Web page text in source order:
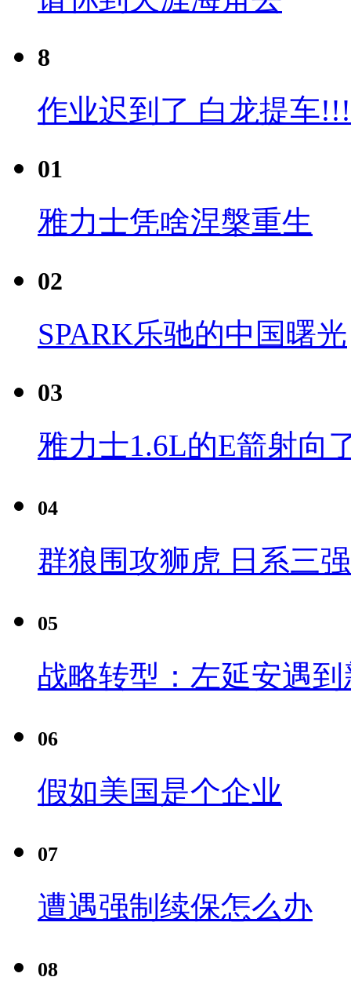
8
作业迟到了 白龙提车
01
雅力士凭啥涅槃重生
02
SPARK乐驰的中国曙光
03
雅力士1.6L的E箭射向
04
群狼围攻狮虎 日系三
05
战略转型：左延安遇
06
假如美国是个企业
07
遭遇强制续保怎么办
08